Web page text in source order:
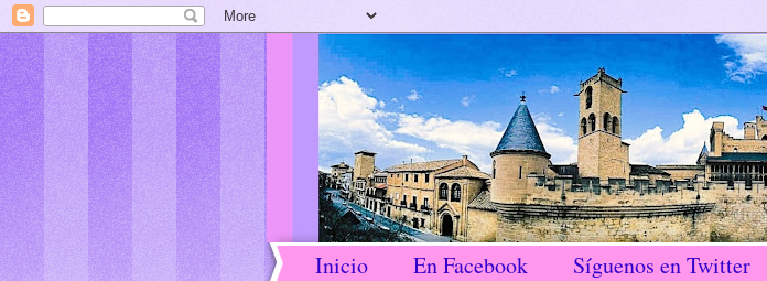
Inicio En Facebook Síguenos en Twitter